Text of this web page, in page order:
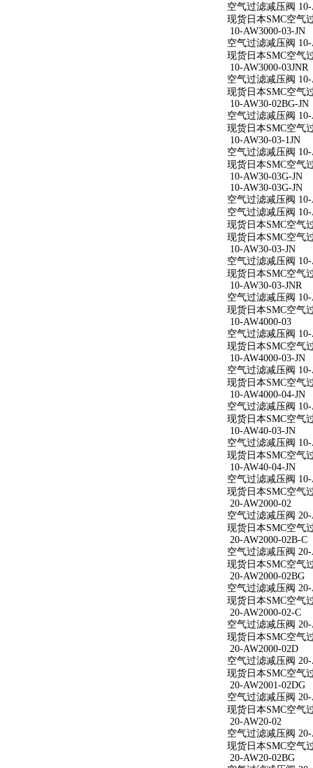
空气过滤减压阀 10-
现货日本SMC空气
10-AW3000-03-JN
空气过滤减压阀 10-
现货日本SMC空气
10-AW3000-03JNR
空气过滤减压阀 10-
现货日本SMC空气
10-AW30-02BG-JN
空气过滤减压阀 10-
现货日本SMC空气
10-AW30-03-1JN
空气过滤减压阀 10-
现货日本SMC空气
10-AW30-03G-JN
10-AW30-03G-JN
空气过滤减压阀 10-
空气过滤减压阀 10-
现货日本SMC空气
现货日本SMC空气
10-AW30-03-JN
空气过滤减压阀 10-
现货日本SMC空气
10-AW30-03-JNR
空气过滤减压阀 10-
现货日本SMC空气
10-AW4000-03
空气过滤减压阀 10-
现货日本SMC空气
10-AW4000-03-JN
空气过滤减压阀 10-
现货日本SMC空气
10-AW4000-04-JN
空气过滤减压阀 10-
现货日本SMC空气
10-AW40-03-JN
空气过滤减压阀 10-
现货日本SMC空气
10-AW40-04-JN
空气过滤减压阀 10-
现货日本SMC空气
20-AW2000-02
空气过滤减压阀 20-
现货日本SMC空气
20-AW2000-02B-C
空气过滤减压阀 20-
现货日本SMC空气
20-AW2000-02BG
空气过滤减压阀 20-
现货日本SMC空气
20-AW2000-02-C
空气过滤减压阀 20-
现货日本SMC空气
20-AW2000-02D
空气过滤减压阀 20-
现货日本SMC空气
20-AW2001-02DG
空气过滤减压阀 20-
现货日本SMC空气
20-AW20-02
空气过滤减压阀 20-
现货日本SMC空气
20-AW20-02BG